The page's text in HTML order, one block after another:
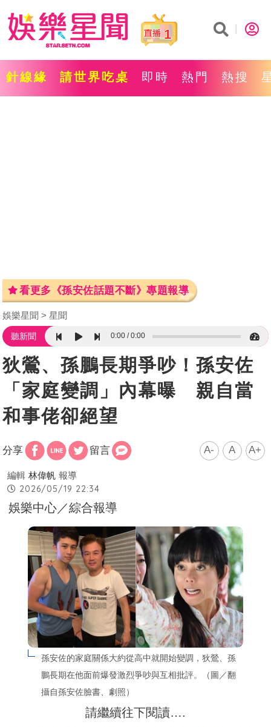
1
針線緣 請世界吃桌 即時 熱門 熱搜
看更多《孫安佐話題不斷》專題報導
娛樂星聞 星聞
聽新聞 0:00 0:00
狄鶯、孫鵬長期爭吵！孫安佐
「家庭變調」內幕曝 親自當
和事佬卻絕望
分享 留言 A- A A+
編輯 林偉帆 報導
2026/05/19 22:34
娛樂中心／綜合報導
孫安佐的家庭關係大約從高中就開始變調，狄鶯、孫
鵬長期在他面前爆發激烈爭吵與互相批評。（圖／翻
攝自孫安佐臉書、劇照）
請繼續往下閱讀….